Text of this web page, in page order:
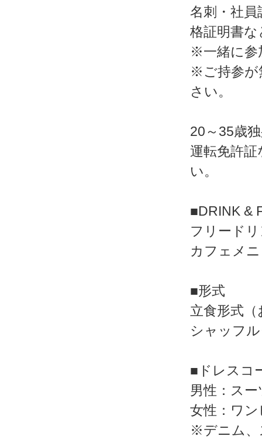
名刺・社員
格証明書
※一緒に参
※ご持参が
さい。
20～35歳
運転免許
い。
■DRINK &
フリード
カフェメ
■形式
立食形式
シャッフ
■ドレスコ
男性：ス
女性：ワ
※デニム、